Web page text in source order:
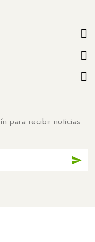
para recibir noticias